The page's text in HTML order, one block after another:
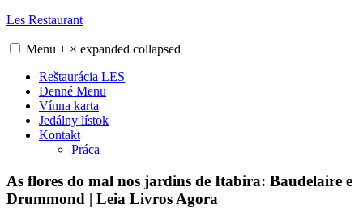
Skip
content
Les Restaurant
Menu + × expanded collapsed
Reštaurácia LES
Denné Menu
Vínna karta
Jedálny lístok
Kontakt
Práca
As flores do mal nos jardins de Itabira: Baudelaire e
Drummond | Leia Livros Agora